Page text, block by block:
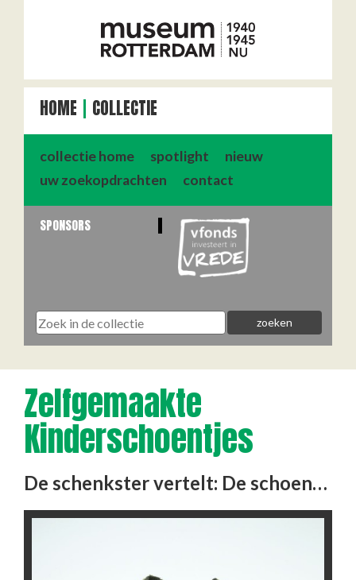
HOME COLLECTIE
collectie home spotlight
nieuw
uw zoekopdrachten
contact
SPONSORS
Zelfgemaakte
Kinderschoentjes
De schenkster vertelt: De schoentjes zijn zo mooi bewaard gebleven omdat ik ze niet graag droeg. Ik liep het liefst …